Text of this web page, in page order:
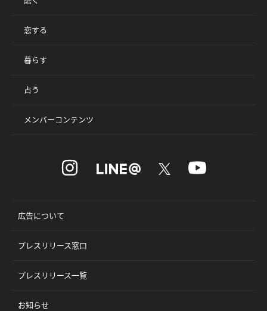
恋する
暮らす
占う
メンバーコンテンツ
広告について
プレスリリース窓口
プレスリリース一覧
お知らせ